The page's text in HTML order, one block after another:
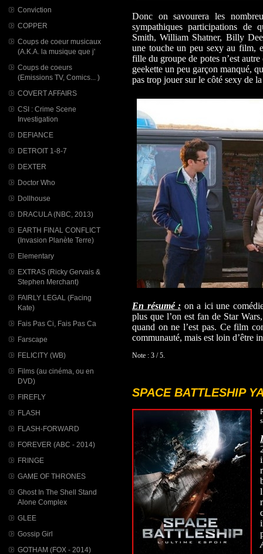
Conviction
COPPER
Coups de coeur musicaux
(A.K.A. la musique que j'
Coups de coeurs
(Emissions TV, Comics... )
COVERT AFFAIRS
CSI : Crime Scene
Investigation
DEFIANCE
DETROIT 1-8-7
DEXTER
Doctor Who
Dollhouse
DRACULA (NBC, 2013)
EARTH FINAL CONFLICT
(Invasion Planète Terre)
Elementary
EXTRAS (Ricky Gervais &
Stephen Merchant)
FAIRLY LEGAL (Facing
Kate)
Fais Pas Ci, Fais Pas Ca
Farscape
FELICITY (WB)
Films (au cinéma, ou en
DVD)
FIREFLY
FLASH
FLASH-FORWARD
FOREVER (ABC - 2014)
FRINGE
GAME OF THRONES
Ghost In The Shell Stand
Alone Complex
GLEE
Gossip Girl
GOTHAM (FOX - 2014)
Donc on savourera les
sympathiques participations de
Smith, William Shatner, Billy
une touche un peu sexy au film,
fille du groupe de potes n’est
geekette un peu garçon manqué,
pas trop jouer sur le côté sexy de
En résumé : on a ici une
plus que l’on est fan de Star
quand on ne l’est pas. Ce film
communauté, mais est loin d’être
Note : 3 / 5.
SPACE BATTLESHIP